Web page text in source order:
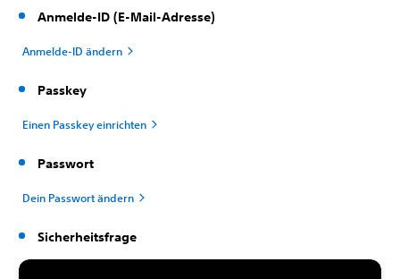
Anmelde-ID (E-Mail-Adresse)
Anmelde-ID ändern
Passkey
Einen Passkey einrichten
Passwort
Dein Passwort ändern
Sicherheitsfrage